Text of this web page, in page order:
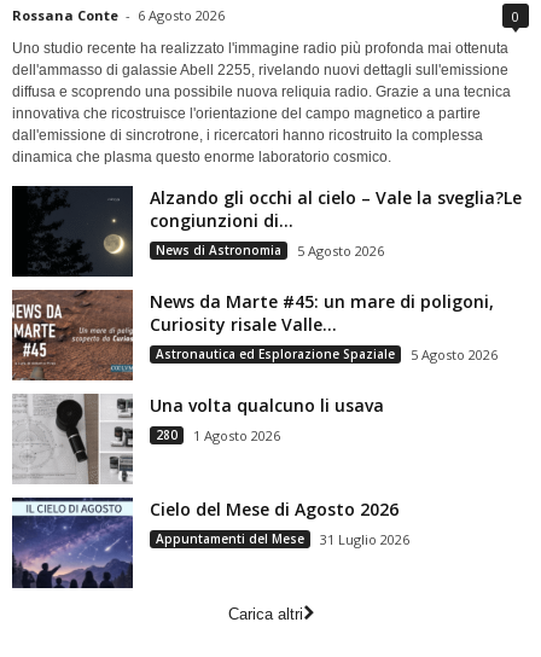
Rossana Conte - 6 Agosto 2026 0
Uno studio recente ha realizzato l'immagine radio più profonda mai ottenuta
dell'ammasso di galassie Abell 2255, rivelando nuovi dettagli sull'emissione
diffusa e scoprendo una possibile nuova reliquia radio. Grazie a una tecnica
innovativa che ricostruisce l'orientazione del campo magnetico a partire
dall'emissione di sincrotrone, i ricercatori hanno ricostruito la complessa
dinamica che plasma questo enorme laboratorio cosmico.
Alzando gli occhi al cielo – Vale la sveglia?Le
congiunzioni di...
News di Astronomia 5 Agosto 2026
News da Marte #45: un mare di poligoni,
Curiosity risale Valle...
Astronautica ed Esplorazione Spaziale 5 Agosto 2026
Una volta qualcuno li usava
280 1 Agosto 2026
Cielo del Mese di Agosto 2026
Appuntamenti del Mese 31 Luglio 2026
Carica altri